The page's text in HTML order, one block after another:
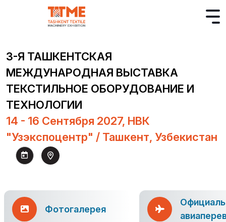
3-Я ТАШКЕНТСКАЯ
МЕЖДУНАРОДНАЯ ВЫСТАВКА
ТЕКСТИЛЬНОЕ ОБОРУДОВАНИЕ И
ТЕХНОЛОГИИ
14 - 16 Сентября 2027, НВК
"Узэкспоцентр" / Ташкент, Узбекистан
Фотогалерея